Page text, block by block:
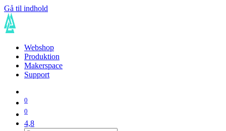
Gå til indhold
Webshop
Produktion
Makerspace
Support
0
0
4,8